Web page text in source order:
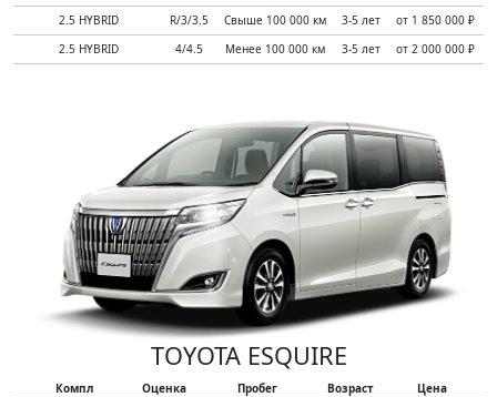
2.5 HYBRID
R/3/3.5 Свыше 100 000 км 3-5 лет
от 1 850 000 ₽
2.5 HYBRID
4/4.5 Менее 100 000 км 3-5 лет от 2 000 000 ₽
TOYOTA ESQUIRE
Компл Оценка Пробег Возраст
Цена